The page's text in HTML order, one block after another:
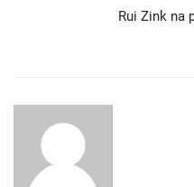
Rui Zink na